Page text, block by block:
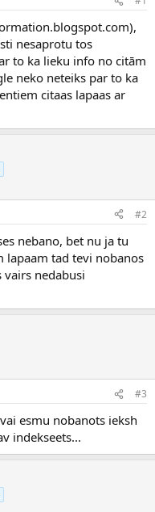
nesaprotu tos
to ka lieku info no citām
neko neteiks par to ka
citaas lapaas ar
#2
nebano, bet nu ja tu
lapaam tad tevi nobanos
nedabusi
#3
esmu nobanots ieksh
indekseets...